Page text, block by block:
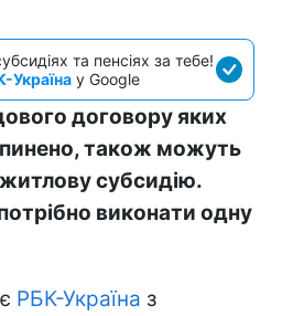
та пенсіях за тебе!
Україна у Google
договору яких
також можуть
субсидію.
виконати одну
РБК-Україна з